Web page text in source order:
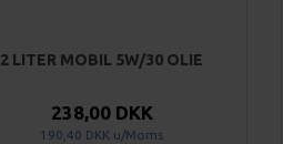
2 LITER MOBIL 5W/30 OLIE
238,00 DKK
190,40 DKK u/Moms